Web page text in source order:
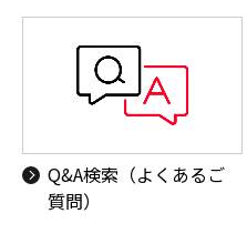
Q&A検索（よくあるご
質問）